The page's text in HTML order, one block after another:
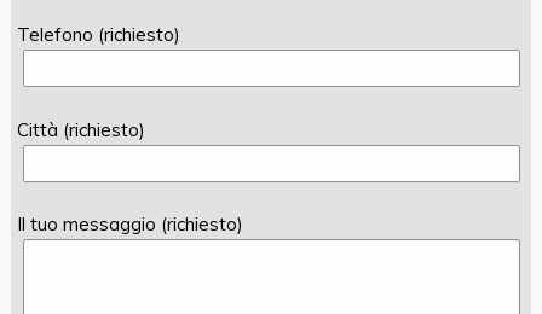
Telefono (richiesto)
Città (richiesto)
Il tuo messaggio (richiesto)